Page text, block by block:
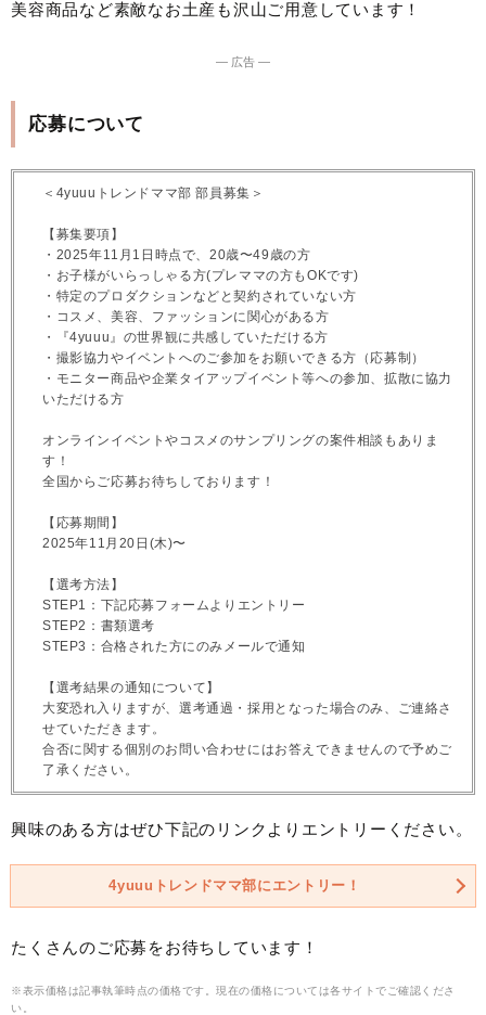
美容商品など素敵なお土産も沢山ご用意しています！
― 広告 ―
応募について
＜4yuuuトレンドママ部 部員募集＞
【募集要項】
・2025年11月1日時点で、20歳〜49歳の方
・お子様がいらっしゃる方(プレママの方もOKです)
・特定のプロダクションなどと契約されていない方
・コスメ、美容、ファッションに関心がある方
・『4yuuu』の世界観に共感していただける方
・撮影協力やイベントへのご参加をお願いできる方（応募制）
・モニター商品や企業タイアップイベント等への参加、拡散に協力
いただける方
オンラインイベントやコスメのサンプリングの案件相談もありま
す！
全国からご応募お待ちしております！
【応募期間】
2025年11月20日(木)〜
【選考方法】
STEP1：下記応募フォームよりエントリー
STEP2：書類選考
STEP3：合格された方にのみメールで通知
【選考結果の通知について】
大変恐れ入りますが、選考通過・採用となった場合のみ、ご連絡さ
せていただきます。
合否に関する個別のお問い合わせにはお答えできませんので予めご
了承ください。
興味のある方はぜひ下記のリンクよりエントリーください。
4yuuuトレンドママ部にエントリー！
たくさんのご応募をお待ちしています！
※表示価格は記事執筆時点の価格です。現在の価格については各サイトでご確認くださ
い。